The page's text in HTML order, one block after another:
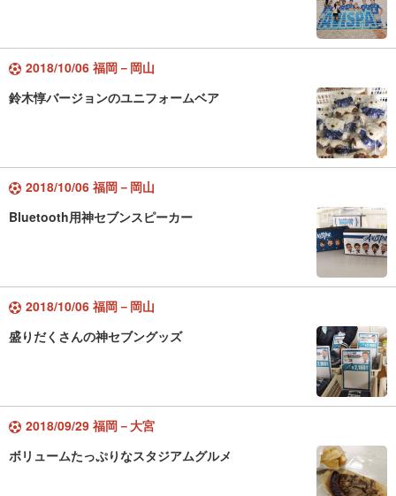
2018/10/06 福岡－岡山
鈴木惇バージョンのユニフォームベア
2018/10/06 福岡－岡山
Bluetooth用神セブンスピーカー
2018/10/06 福岡－岡山
盛りだくさんの神セブングッズ
2018/09/29 福岡－大宮
ボリュームたっぷりなスタジアムグルメ